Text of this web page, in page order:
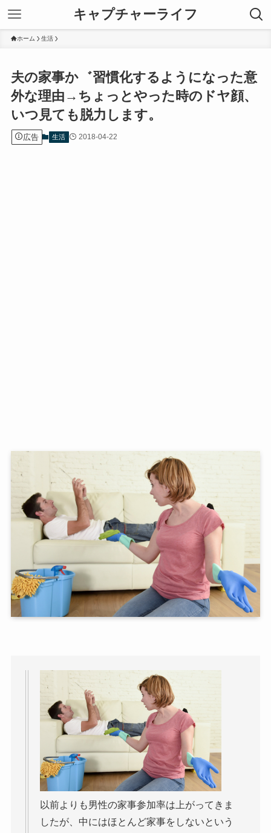
キャプチャーライフ
ホーム 生活
夫の家事か゛習慣化するようになった意
外な理由→ちょっとやった時のドヤ顔、
いつ見ても脱力します。
広告 生活 2018-04-22
以前よりも男性の家事参加率は上がってきま
したが、中にはほとんど家事をしないという